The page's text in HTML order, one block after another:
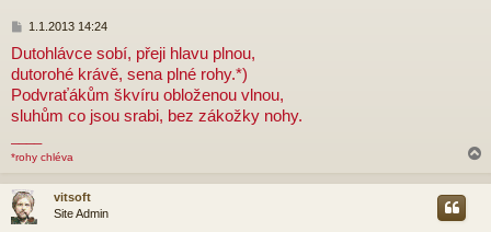
P
í
s
p
v
k
1.1.2013 14:24
Dutohlávce sobí, přeji hlavu plnou,
dutorohé krávě, sena plné rohy.*)
Podvraťákům škvíru obloženou vlnou,
sluhům co jsou srabi, bez zákožky nohy.
*rohy chléva
h
vitsoft
Site Admin